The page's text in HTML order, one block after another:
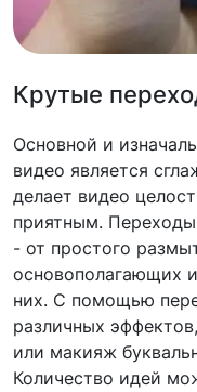
Крутые
Основной и
видео является
делает видео
приятным.
- от простого
основополагающих
них. С помощью
различных
или макияж
Количество идей